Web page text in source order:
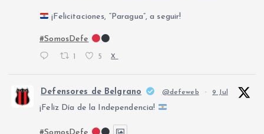
¡Felicitaciones, “Paragua”, a seguir!
#SomosDefe
5 X
Defensores de Belgrano @defeweb · 9 Jul
¡Feliz Día de la Independencia!